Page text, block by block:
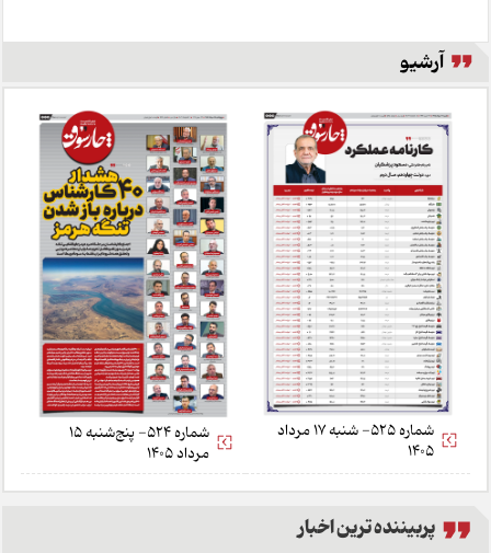
آرشیو
شماره 525- شنبه 17 مرداد
1405
شماره 524- پنج‌شنبه 15
مرداد 1405
پربیننده ترین اخبار